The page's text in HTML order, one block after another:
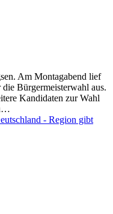
Am Montagabend lief
Bürgermeisterwahl aus.
Kandidaten zur Wahl
- Region gibt